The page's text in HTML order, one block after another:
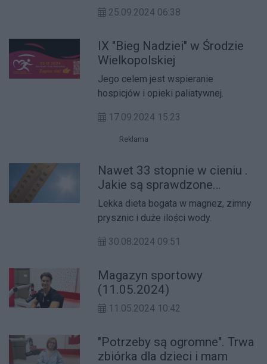
25.09.2024 06:38
IX "Bieg Nadziei" w Środzie
Wielkopolskiej
Jego celem jest wspieranie
hospicjów i opieki paliatywnej.
17.09.2024 15:23
Reklama
Nawet 33 stopnie w cieniu .
Jakie są sprawdzone
sposoby na upalne dni?
Lekka dieta bogata w magnez, zimny
prysznic i duże ilości wody.
30.08.2024 09:51
Magazyn sportowy
(11.05.2024)
11.05.2024 10:42
"Potrzeby są ogromne". Trwa
zbiórka dla dzieci i mam